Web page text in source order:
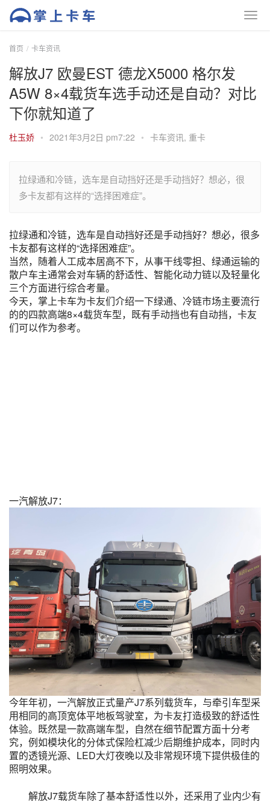
首页 卡车资讯
解放J7 欧曼EST 德龙X5000 格尔发
A5W 8×4载货车选手动还是自动？对比
下你就知道了
杜玉娇 • 2021年3月2日 pm7:22 • 卡车资讯, 重卡
拉绿通和冷链，选车是自动挡好还是手动挡好？想必，很
多卡友都有这样的“选择困难症”。
拉绿通和冷链，选车是自动挡好还是手动挡好？想必，很多
卡友都有这样的“选择困难症”。
当然，随着人工成本居高不下，从事干线零担、绿通运输的
散户车主通常会对车辆的舒适性、智能化动力链以及轻量化
三个方面进行综合考量。
今天，掌上卡车为卡友们介绍一下绿通、冷链市场主要流行
的的四款高端8×4载货车型，既有手动挡也有自动挡，卡友
们可以作为参考。
一汽解放J7：
今年年初，一汽解放正式量产J7系列载货车，与牵引车型采
用相同的高顶宽体平地板驾驶室，为卡友打造极致的舒适性
体验。既然是一款高端车型，自然在细节配置方面十分考
究，例如模块化的分体式保险杠减少后期维护成本，同时内
置的透镜光源、LED大灯夜晚以及非常规环境下提供极佳的
照明效果。
解放J7载货车除了基本舒适性以外，还采用了业内少有